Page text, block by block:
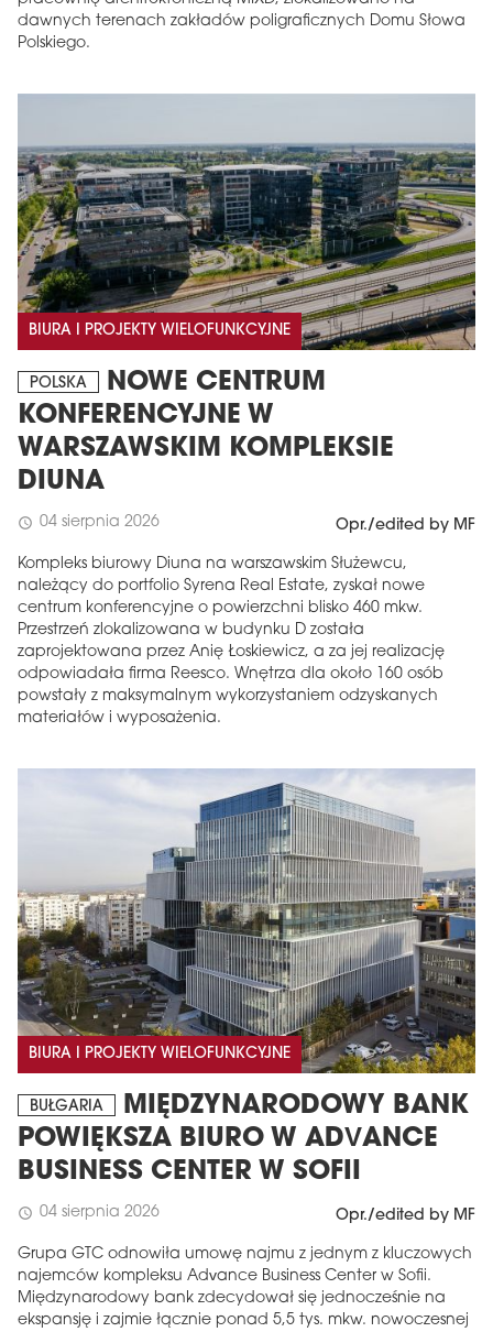
dawnych terenach zakładów poligraficznych Domu Słowa
Polskiego.
BIURA I PROJEKTY WIELOFUNKCYJNE
POLSKA
NOWE CENTRUM
KONFERENCYJNE W
WARSZAWSKIM KOMPLEKSIE
DIUNA
schedule 04 sierpnia 2026 Opr./edited by MF
Kompleks biurowy Diuna na warszawskim Służewcu,
należący do portfolio Syrena Real Estate, zyskał nowe
centrum konferencyjne o powierzchni blisko 460 mkw.
Przestrzeń zlokalizowana w budynku D została
zaprojektowana przez Anię Łoskiewicz, a za jej realizację
odpowiadała firma Reesco. Wnętrza dla około 160 osób
powstały z maksymalnym wykorzystaniem odzyskanych
materiałów i wyposażenia.
BIURA I PROJEKTY WIELOFUNKCYJNE
BUŁGARIA
MIĘDZYNARODOWY BANK
POWIĘKSZA BIURO W ADVANCE
BUSINESS CENTER W SOFII
schedule 04 sierpnia 2026 Opr./edited by MF
Grupa GTC odnowiła umowę najmu z jednym z kluczowych
najemców kompleksu Advance Business Center w Sofii.
Międzynarodowy bank zdecydował się jednocześnie na
ekspansję i zajmie łącznie ponad 5,5 tys. mkw. nowoczesnej